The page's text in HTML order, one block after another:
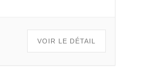
VOIR LE DÉTAIL